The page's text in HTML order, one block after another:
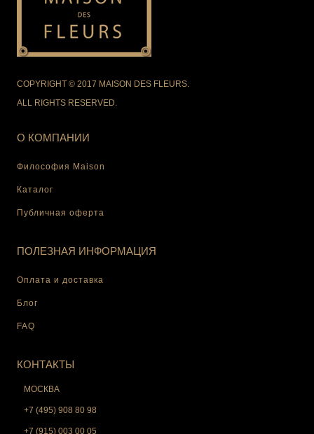
COPYRIGHT © 2017 MAISON DES FLEURS.
ALL RIGHTS RESERVED.
О КОМПАНИИ
Философия Maison
Каталог
Публичная оферта
ПОЛЕЗНАЯ ИНФОРМАЦИЯ
Оплата и доставка
Блог
FAQ
КОНТАКТЫ
МОСКВА
+7 (495) 908 80 98
+7 (915) 003 00 05